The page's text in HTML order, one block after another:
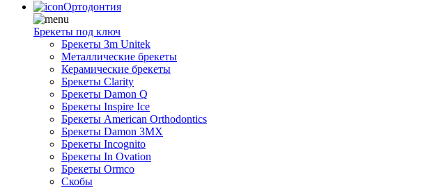
Ортодонтия
Брекеты под ключ
Брекеты 3m Unitek
Металлические брекеты
Керамические брекеты
Брекеты Clarity
Брекеты Damon Q
Брекеты Inspire Ice
Брекеты American Orthodontics
Брекеты Damon 3MX
Брекеты Incognito
Брекеты In Ovation
Брекеты Ormco
Скобы